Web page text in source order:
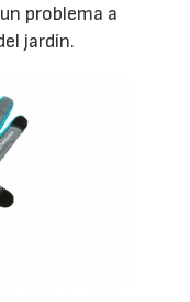
problema a
jardín.